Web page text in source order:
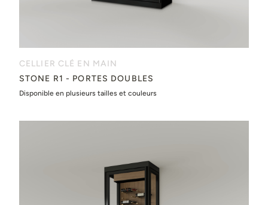
CELLIER CLÉ EN MAIN
STONE R1 - PORTES DOUBLES
Disponible en plusieurs tailles et couleurs